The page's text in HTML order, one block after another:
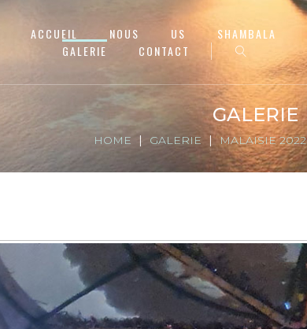
ACCUEIL NOUS US SHAMBALA
GALERIE
CONTACT
GALERIE
HOME GALERIE MALAISIE 2022